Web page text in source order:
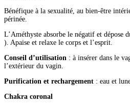
Bénéfique à la sexualité, au bien-être
périnée.
L’Améthyste absorbe le négatif et dépose
). Apaise et relaxe le corps et l’esprit.
Conseil d’utilisation : à insérer dans le
l’extérieur du vagin.
Purification et rechargement : eau et
Chakra coronal